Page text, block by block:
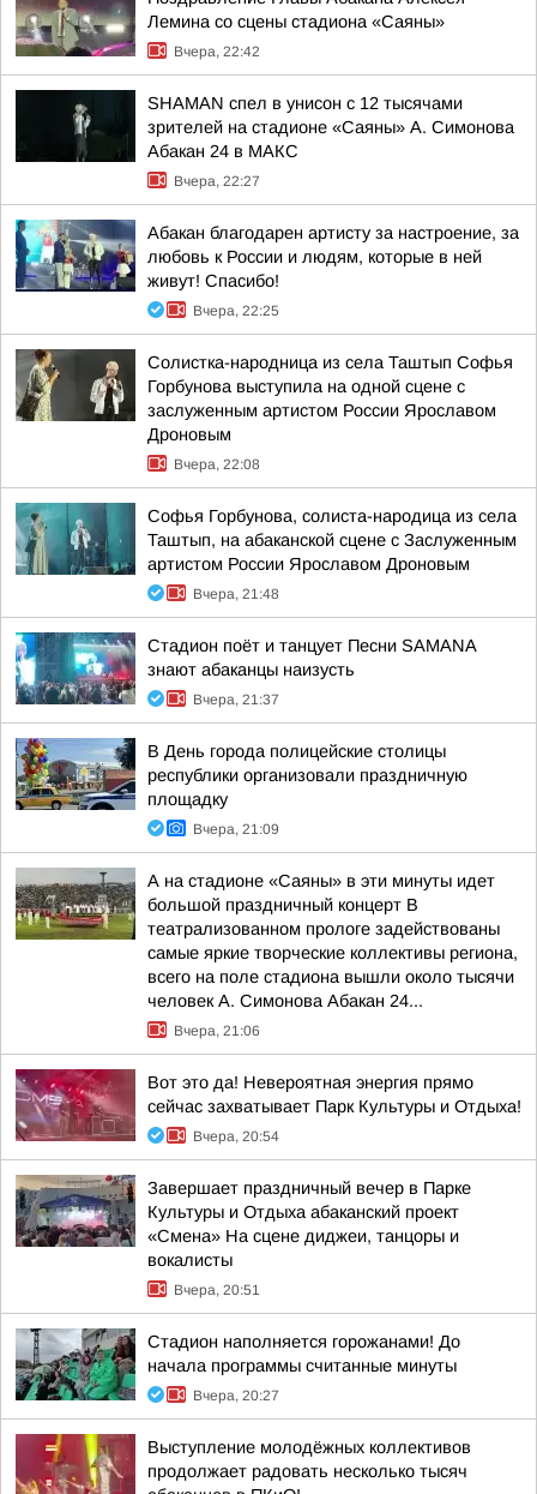
Лемина со сцены стадиона «Саяны»
Вчера, 22:42
SHAMAN спел в унисон с 12 тысячами
зрителей на стадионе «Саяны» А. Симонова
Абакан 24 в МАКС
Вчера, 22:27
Абакан благодарен артисту за настроение, за
любовь к России и людям, которые в ней
живут! Спасибо!
Вчера, 22:25
Солистка-народница из села Таштып Софья
Горбунова выступила на одной сцене с
заслуженным артистом России Ярославом
Дроновым
Вчера, 22:08
Софья Горбунова, солиста-народица из села
Таштып, на абаканской сцене с Заслуженным
артистом России Ярославом Дроновым
Вчера, 21:48
Стадион поёт и танцует Песни SAMANA
знают абаканцы наизусть
Вчера, 21:37
В День города полицейские столицы
республики организовали праздничную
площадку
Вчера, 21:09
А на стадионе «Саяны» в эти минуты идет
большой праздничный концерт В
театрализованном прологе задействованы
самые яркие творческие коллективы региона,
всего на поле стадиона вышли около тысячи
человек А. Симонова Абакан 24...
Вчера, 21:06
Вот это да! Невероятная энергия прямо
сейчас захватывает Парк Культуры и Отдыха!
Вчера, 20:54
Завершает праздничный вечер в Парке
Культуры и Отдыха абаканский проект
«Смена» На сцене диджеи, танцоры и
вокалисты
Вчера, 20:51
Стадион наполняется горожанами! До
начала программы считанные минуты
Вчера, 20:27
Выступление молодёжных коллективов
продолжает радовать несколько тысяч